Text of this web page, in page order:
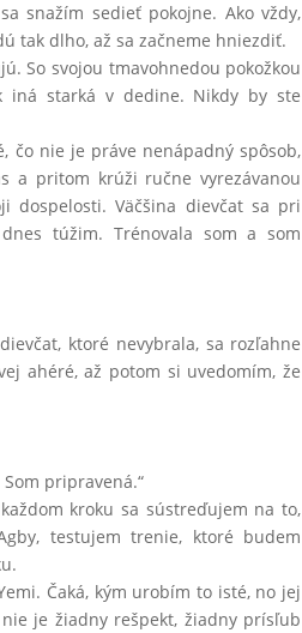
snažím sedieť pokojne. Ako vždy,
tak dlho, až sa začneme hniezdiť.
So svojou tmavohnedou pokožkou
iná starká v dedine. Nikdy by ste
čo nie je práve nenápadný spôsob,
a pritom krúži ručne vyrezávanou
dospelosti. Väčšina dievčat sa pri
túžim. Trénovala som a som
ktoré nevybrala, sa rozľahne
ahéré, až potom si uvedomím, že
pripravená.“
kroku sa sústreďujem na to,
testujem trenie, ktoré budem
Čaká, kým urobím to isté, no jej
je žiadny rešpekt, žiadny prísľub